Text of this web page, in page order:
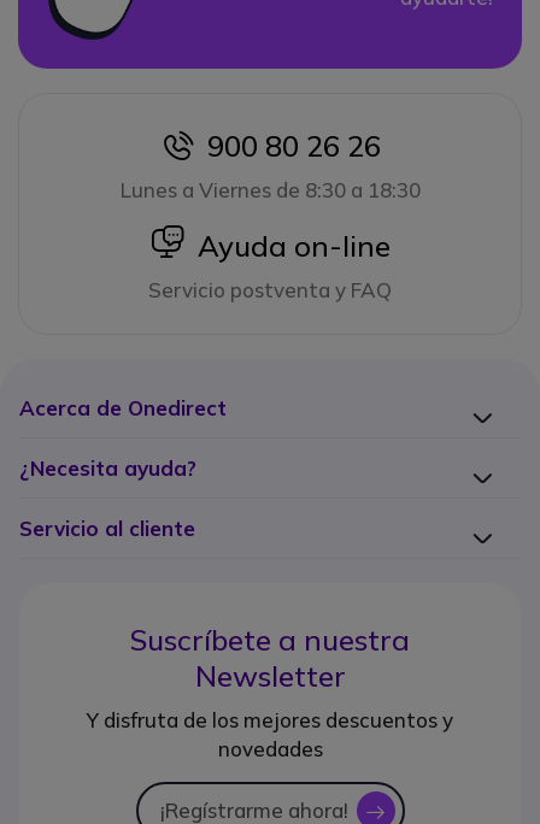
icon
900 80 26 26
Lunes a Viernes de 8:30 a 18:30
icon
Ayuda on-line
Servicio postventa y FAQ
Acerca de Onedirect
¿Necesita ayuda?
Servicio al cliente
Suscríbete a nuestra
Newsletter
Y disfruta de los mejores descuentos y
novedades
¡Regístrarme ahora! icon